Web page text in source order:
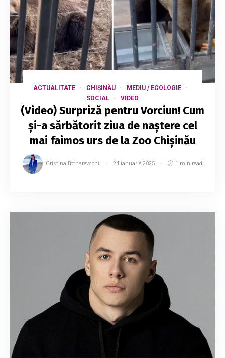
ACTUALITATE CHIȘINĂU
MEDIU / ECOLOGIE
SOCIAL
VIDEO
(Video) Surpriză pentru Vorciun! Cum
și-a sărbătorit ziua de naștere cel
mai faimos urs de la Zoo Chișinău
Cristina Botnarevschi 24 ianuarie 2025 1 min read